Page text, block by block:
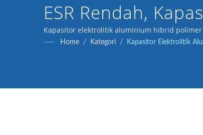
ESR Rendah,
Kapasitor Hibrid
Kapasitor elektrolitik aluminium hibrid polimer
Home / Kategori / Kapasitor Elektrolitik